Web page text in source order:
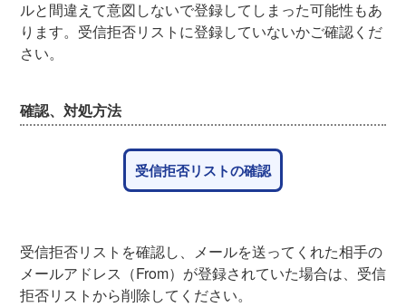
ルと間違えて意図しないで登録してしまった可能性もあ
ります。受信拒否リストに登録していないかご確認くだ
さい。
確認、対処方法
受信拒否リストの確認
受信拒否リストを確認し、メールを送ってくれた相手の
メールアドレス（From）が登録されていた場合は、受信
拒否リストから削除してください。